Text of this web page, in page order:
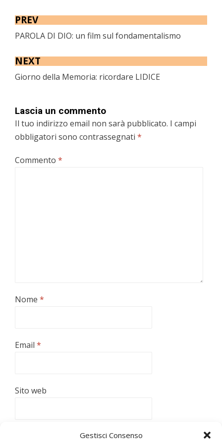
Gestisci Consenso
PREV
PAROLA DI DIO: un film sul fondamentalismo
NEXT
Giorno della Memoria: ricordare LIDICE
Lascia un commento
Il tuo indirizzo email non sarà pubblicato. I campi
obbligatori sono contrassegnati *
Commento *
Nome *
Email *
Sito web